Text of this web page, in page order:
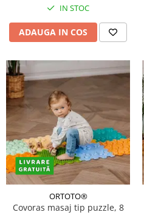
IN STOC
ADAUGA IN COS
ORTOTO®
Covoras masaj tip puzzle, 8